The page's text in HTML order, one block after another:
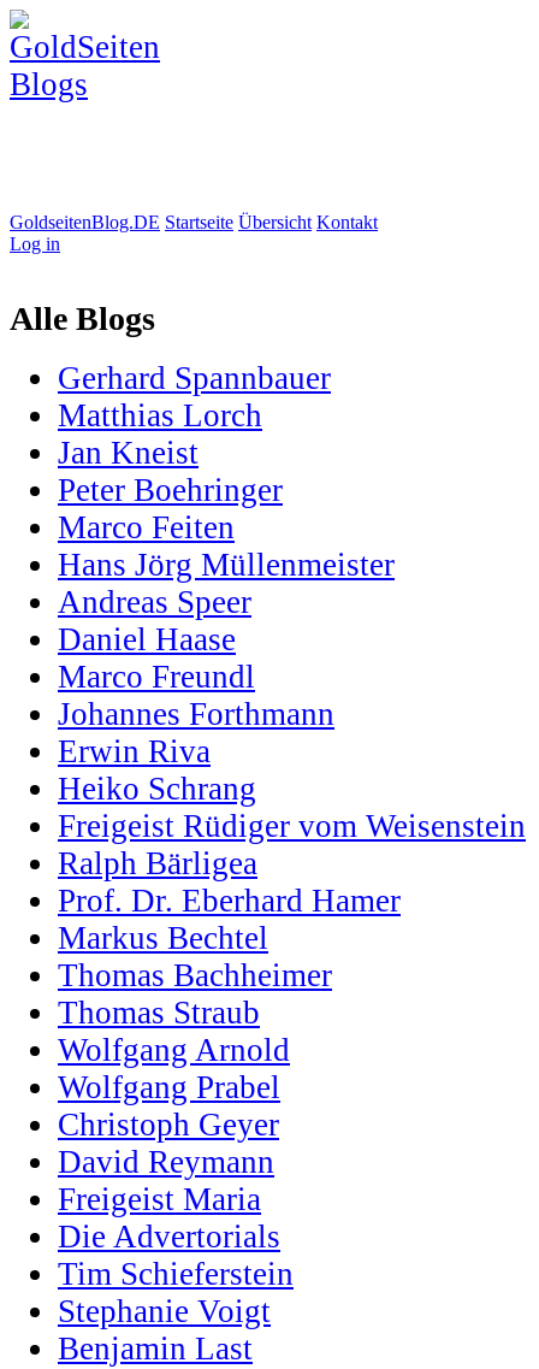
GoldseitenBlog.DE Startseite Übersicht Kontakt
Log in
Alle Blogs
Gerhard Spannbauer
Matthias Lorch
Jan Kneist
Peter Boehringer
Marco Feiten
Hans Jörg Müllenmeister
Andreas Speer
Daniel Haase
Marco Freundl
Johannes Forthmann
Erwin Riva
Heiko Schrang
Freigeist Rüdiger vom Weisenstein
Ralph Bärligea
Prof. Dr. Eberhard Hamer
Markus Bechtel
Thomas Bachheimer
Thomas Straub
Wolfgang Arnold
Wolfgang Prabel
Christoph Geyer
David Reymann
Freigeist Maria
Die Advertorials
Tim Schieferstein
Stephanie Voigt
Benjamin Last